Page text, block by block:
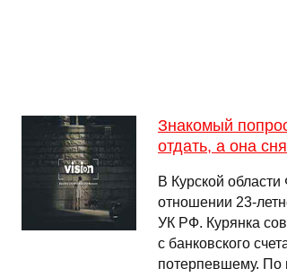
Знакомый
отдать, а она
В Курской
отношении 23-
УК РФ. Курянка
с банковского
потерпевшему.